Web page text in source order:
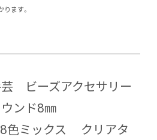
ます。
ビーズアクセサリー
ンド8㎜
色ミックス クリアタ